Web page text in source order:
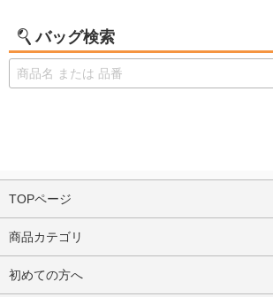
バッグ検索
TOPページ
商品カテゴリ
初めての方へ